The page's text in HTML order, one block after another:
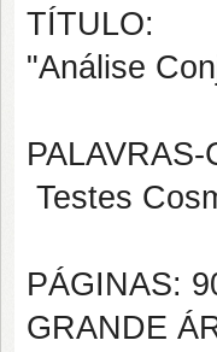
TÍTULO:
"Análise
PALAVRAS-
Testes
PÁGINAS:
GRANDE